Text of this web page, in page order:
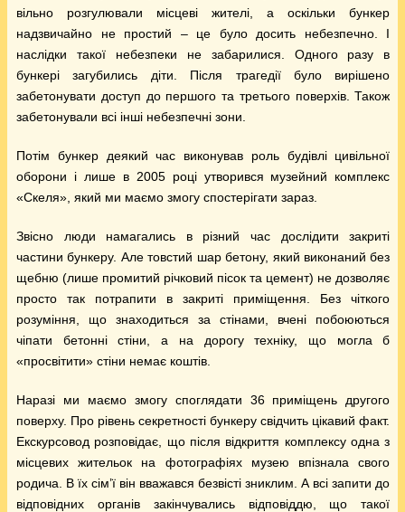
вільно розгулювали місцеві жителі, а оскільки бункер
надзвичайно не простий – це було досить небезпечно. І
наслідки такої небезпеки не забарилися. Одного разу в
бункері загубились діти. Після трагедії було вирішено
забетонувати доступ до першого та третього поверхів. Також
забетонували всі інші небезпечні зони.
Потім бункер деякий час виконував роль будівлі цивільної
оборони і лише в 2005 році утворився музейний комплекс
«Скеля», який ми маємо змогу спостерігати зараз.
Звісно люди намагались в різний час дослідити закриті
частини бункеру. Але товстий шар бетону, який виконаний без
щебню (лише промитий річковий пісок та цемент) не дозволяє
просто так потрапити в закриті приміщення. Без чіткого
розуміння, що знаходиться за стінами, вчені побоюються
чіпати бетонні стіни, а на дорогу техніку, що могла б
«просвітити» стіни немає коштів.
Наразі ми маємо змогу споглядати 36 приміщень другого
поверху. Про рівень секретності бункеру свідчить цікавий факт.
Екскурсовод розповідає, що після відкриття комплексу одна з
місцевих жительок на фотографіях музею впізнала свого
родича. В їх сім’ї він вважався безвісті зниклим. А всі запити до
відповідних органів закінчувались відповіддю, що такої